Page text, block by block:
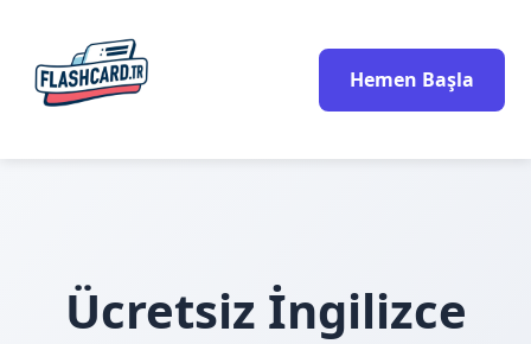
Hemen Başla
Ücretsiz İngilizce